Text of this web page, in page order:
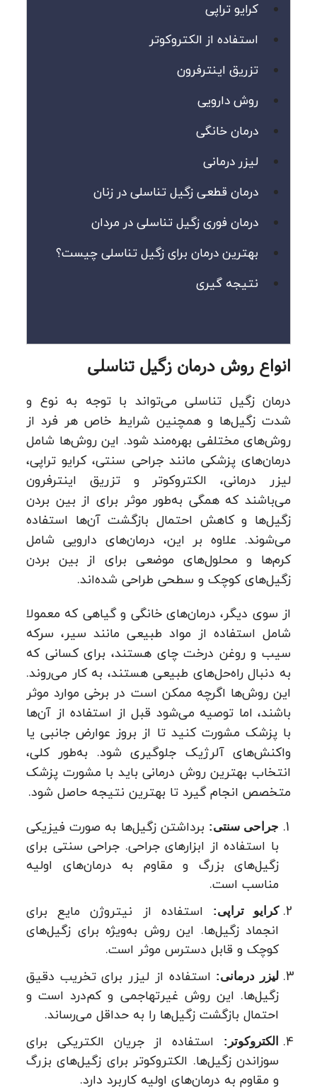
کرایو تراپی
استفاده از الکتروکوتر
تزریق اینترفرون
روش دارویی
درمان خانگی
لیزر درمانی
درمان قطعی زگیل تناسلی در زنان
درمان فوری زگیل تناسلی در مردان
بهترین درمان برای زگیل تناسلی چیست؟
نتیجه‌ گیری
انواع روش درمان زگیل تناسلی
درمان زگیل تناسلی می‌تواند با توجه به نوع و
شدت زگیل‌ها و همچنین شرایط خاص هر فرد از
روش‌های مختلفی بهره‌مند شود. این روش‌ها شامل
درمان‌های پزشکی مانند جراحی سنتی، کرایو تراپی،
لیزر درمانی، الکتروکوتر و تزریق اینترفرون
می‌باشند که همگی به‌طور موثر برای از بین بردن
زگیل‌ها و کاهش احتمال بازگشت آن‌ها استفاده
می‌شوند. علاوه بر این، درمان‌های دارویی شامل
کرم‌ها و محلول‌های موضعی برای از بین بردن
زگیل‌های کوچک و سطحی طراحی شده‌اند.
از سوی دیگر، درمان‌های خانگی و گیاهی که معمولا
شامل استفاده از مواد طبیعی مانند سیر، سرکه
سیب و روغن درخت چای هستند، برای کسانی که
به دنبال راه‌حل‌های طبیعی هستند، به کار می‌روند.
این روش‌ها اگرچه ممکن است در برخی موارد موثر
باشند، اما توصیه می‌شود قبل از استفاده از آن‌ها
با پزشک مشورت کنید تا از بروز عوارض جانبی یا
واکنش‌های آلرژیک جلوگیری شود. به‌طور کلی،
انتخاب بهترین روش درمانی باید با مشورت پزشک
متخصص انجام گیرد تا بهترین نتیجه حاصل شود.
جراحی سنتی: برداشتن زگیل‌ها به صورت فیزیکی
با استفاده از ابزارهای جراحی. جراحی سنتی برای
زگیل‌های بزرگ و مقاوم به درمان‌های اولیه
مناسب است.
کرایو تراپی:
استفاده از نیتروژن مایع برای
انجماد زگیل‌ها. این روش به‌ویژه برای زگیل‌های
کوچک و قابل دسترس موثر است.
لیزر درمانی: استفاده از لیزر برای تخریب دقیق
زگیل‌ها. این روش غیرتهاجمی و کم‌درد است و
احتمال بازگشت زگیل‌ها را به حداقل می‌رساند.
الکتروکوتر:
استفاده از جریان الکتریکی برای
سوزاندن زگیل‌ها. الکتروکوتر برای زگیل‌های بزرگ
و مقاوم به درمان‌های اولیه کاربرد دارد.